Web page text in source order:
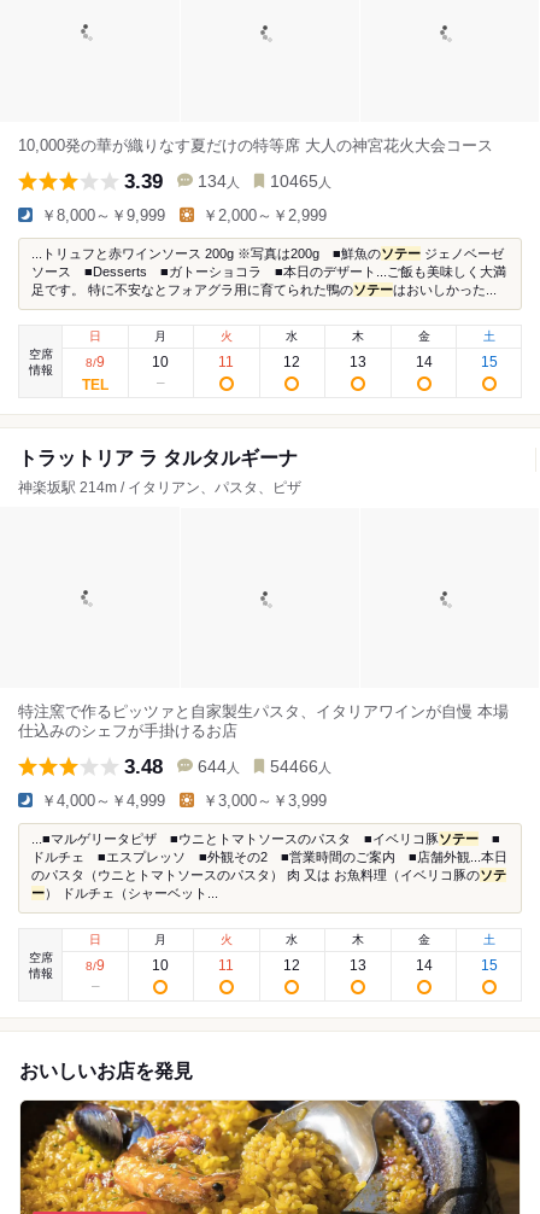
10,000発の華が織りなす夏だけの特等席 大人の神宮花火大会コース
3.39 134 人 10465 人
￥8,000～￥9,999 ￥2,000～￥2,999
...トリュフと赤ワインソース 200g ※写真は200g ■鮮魚のソテー ジェノベーゼ
ソース ■Desserts ■ガトーショコラ ■本日のデザート...ご飯も美味しく大満
足です。 特に不安なとフォアグラ用に育てられた鴨のソテーはおいしかった...
空席
情報
日
8/9
月
10
火
11
水
12
木
13
金
14
土
15
トラットリア ラ タルタルギーナ
神楽坂駅 214m / イタリアン、パスタ、ピザ
特注窯で作るピッツァと自家製生パスタ、イタリアワインが自慢 本場
仕込みのシェフが手掛けるお店
3.48 644 人 54466 人
￥4,000～￥4,999 ￥3,000～￥3,999
...■マルゲリータピザ ■ウニとトマトソースのパスタ ■イベリコ豚ソテー ■
ドルチェ ■エスプレッソ ■外観その2 ■営業時間のご案内 ■店舗外観...本日
のパスタ（ウニとトマトソースのパスタ） 肉 又は お魚料理（イベリコ豚のソテ
ー） ドルチェ（シャーベット...
空席
情報
日
8/9
月
10
火
11
水
12
木
13
金
14
土
15
おいしいお店を発見